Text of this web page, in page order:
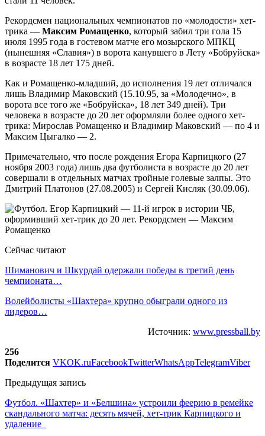
Рекордсмен национальных чемпионатов по «молодости» хет-
трика — Максим Ромащенко, который забил три гола 15
июля 1995 года в гостевом матче его мозырского МПКЦ
(нынешняя «Славия») в ворота канувшего в Лету «Бобруйска»
в возрасте 18 лет 175 дней.
Как и Ромащенко-младший, до исполнения 19 лет отличался
лишь Владимир Маковский (15.10.95, за «Молодечно», в
ворота все того же «Бобруйска», 18 лет 349 дней). Три
человека в возрасте до 20 лет оформляли более одного хет-
трика: Мирослав Ромащенко и Владимир Маковский — по 4 и
Максим Цыгалко — 2.
Примечательно, что после рождения Егора Карпицкого (27
ноября 2003 года) лишь два футболиста в возрасте до 20 лет
совершали в отдельных матчах тройные голевые залпы. Это
Дмитрий Платонов (27.08.2005) и Сергей Кисляк (30.09.06).
Сейчас читают
Шиманович и Шкурдай одержали победы в третий день
чемпионата…
Волейболисты «Шахтера» крупно обыграли одного из
лидеров…
Источник: www.pressball.by
256
Поделится VKOK.ruFacebookTwitterWhatsAppTelegramViber
Предыдущая запись
Футбол. «Шахтер» и «Белшина» устроили феерию в ремейке
скандального матча: десять мячей, хет-трик Карпицкого и
удаление